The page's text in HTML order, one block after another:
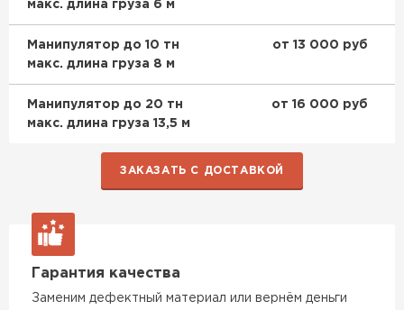
макс. длина груза 6 м
Манипулятор до 10 тн
макс. длина груза 8 м
от 13 000 руб
Манипулятор до 20 тн
макс. длина груза 13,5 м
от 16 000 руб
ЗАКАЗАТЬ С ДОСТАВКОЙ
Гарантия качества
Заменим дефектный материал или вернём деньги